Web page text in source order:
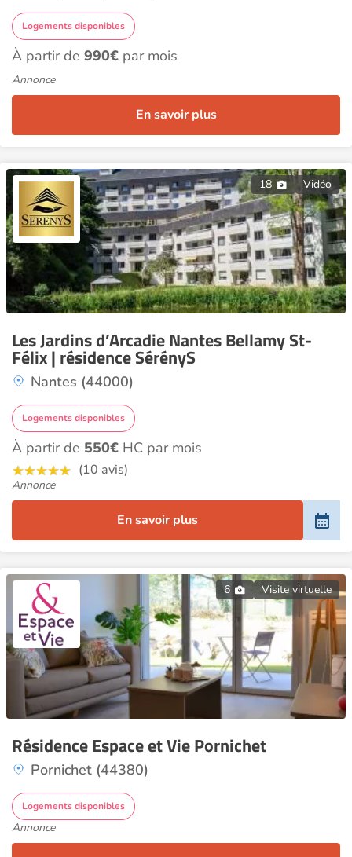
Logements disponibles
À partir de 990€ par mois
Annonce
En savoir plus
18 Vidéo
Les Jardins d’Arcadie Nantes Bellamy St-
Félix | résidence SérényS
Nantes (44000)
Logements disponibles
À partir de 550€ HC par mois
(10 avis)
Annonce
En savoir plus
6 Visite virtuelle
Résidence Espace et Vie Pornichet
Pornichet (44380)
Logements disponibles
Annonce